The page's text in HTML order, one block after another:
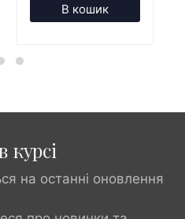
В кошик
курсі
на останні оновлення